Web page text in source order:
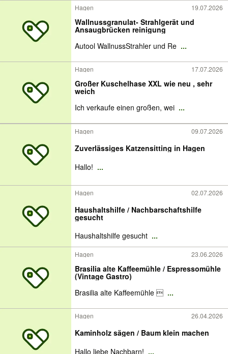
Hagen 19.07.2026
Wallnussgranulat- Strahlgerät und
Ansaugbrücken reinigung
Autool WallnussStrahler und Re ...
Hagen 17.07.2026
Großer Kuschelhase XXL wie neu , sehr
weich
Ich verkaufe einen großen, wei ...
Hagen 09.07.2026
Zuverlässiges Katzensitting in Hagen
Hallo! ...
Hagen 02.07.2026
Haushaltshilfe / Nachbarschaftshilfe
gesucht
Haushaltshilfe gesucht ...
Hagen 23.06.2026
Brasilia alte Kaffeemühle / Espressomühle
(Vintage Gastro)
Brasilia alte Kaffeemühle  ...
Hagen 26.04.2026
Kaminholz sägen / Baum klein machen
Hallo liebe Nachbarn! ...